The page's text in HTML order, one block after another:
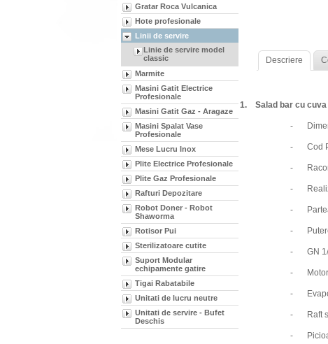
Gratar Roca Vulcanica
Hote profesionale
Linii de servire
Linie de servire model
classic
Marmite
Masini Gatit Electrice
Profesionale
Masini Gatit Gaz - Aragaze
Masini Spalat Vase
Profesionale
Mese Lucru Inox
Plite Electrice Profesionale
Plite Gaz Profesionale
Rafturi Depozitare
Robot Doner - Robot
Shaworma
Rotisor Pui
Sterilizatoare cutite
Suport Modular
echipamente gatire
Tigai Rabatabile
Unitati de lucru neutre
Unitati de servire - Bufet
Deschis
Descriere
1. Salad bar cu
-
- Cod
-
-
-
-
- GN
-
-
- Raft
-